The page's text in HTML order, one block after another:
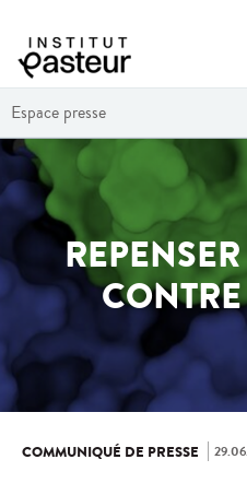
Espace presse
COMMUNIQUÉ DE PRESSE